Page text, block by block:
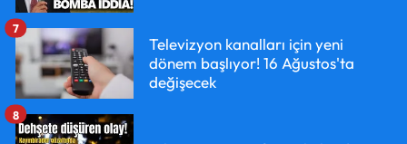
Televizyon kanalları için yeni
dönem başlıyor! 16 Ağustos'ta
değişecek
7
8